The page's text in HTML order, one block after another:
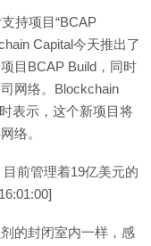
持项目“BCAP
Capital今天推出了
目BCAP Build，同时
网络。Blockchain
表示，这个新项目将
络。
前管理着19亿美元的
的封闭室内一样，感